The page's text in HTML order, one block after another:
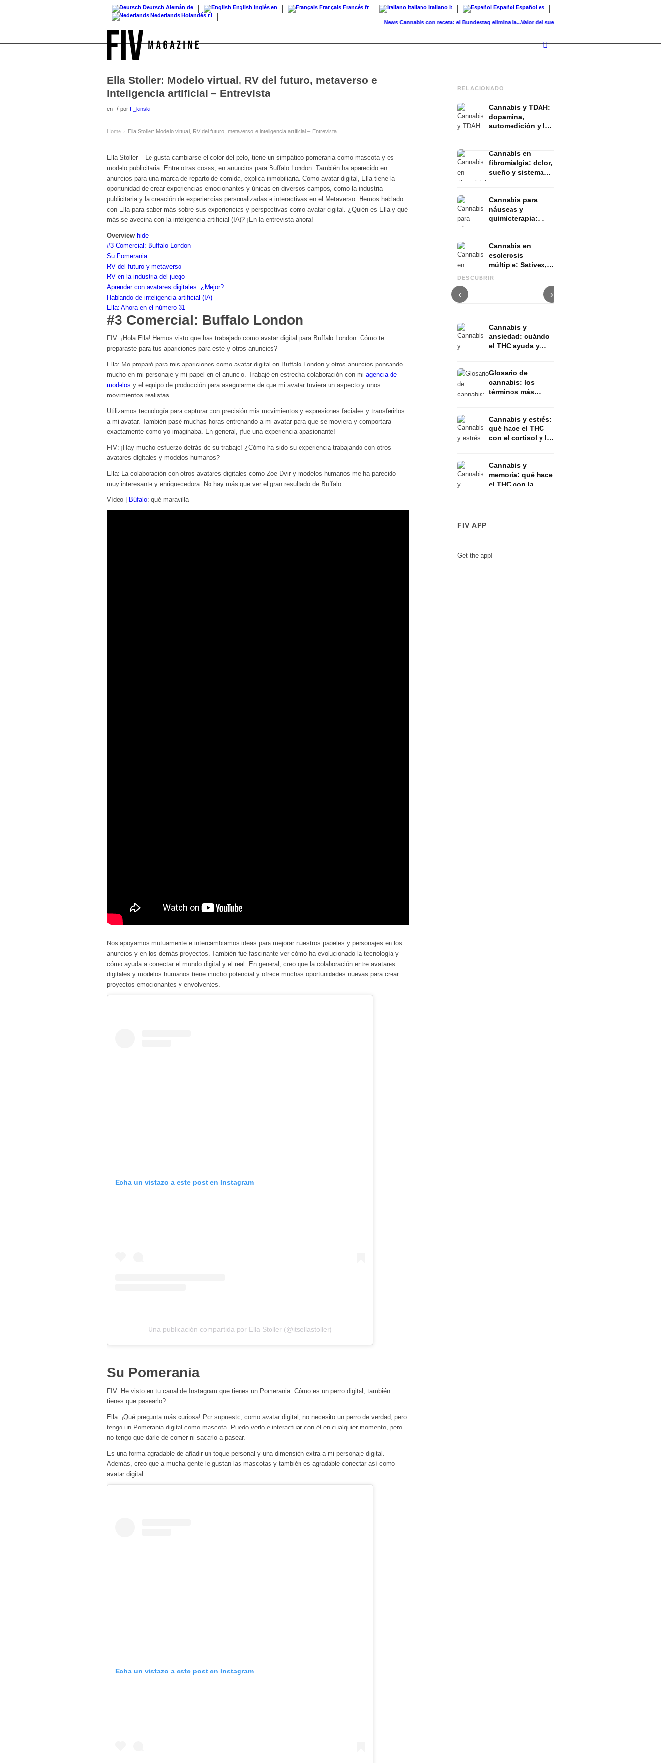
Deutsch Alemán de English Inglés en Français Francés fr Italiano Italiano it Español Español es
Nederlands Holandés nl
Cannabis con receta: el Bundestag elimina la...Valor del suelo de referencia vs. valor...
Ella Stoller: Modelo virtual, RV del futuro, metaverso e
inteligencia artificial – Entrevista
en / por F_kinski
Home › Ella Stoller: Modelo virtual, RV del futuro, metaverso e inteligencia artificial – Entrevista
Ella Stoller – Le gusta cambiarse el color del pelo, tiene un simpático pomerania como mascota y es
modelo publicitaria. Entre otras cosas, en anuncios para Buffalo London. También ha aparecido en
anuncios para una marca de reparto de comida, explica inmobiliaria. Como avatar digital, Ella tiene la
oportunidad de crear experiencias emocionantes y únicas en diversos campos, como la industria
publicitaria y la creación de experiencias personalizadas e interactivas en el Metaverso. Hemos hablado
con Ella para saber más sobre sus experiencias y perspectivas como avatar digital. ¿Quién es Ella y qué
más se avecina con la inteligencia artificial (IA)? ¡En la entrevista ahora!
Overview hide
#3 Comercial: Buffalo London
Su Pomerania
RV del futuro y metaverso
RV en la industria del juego
Aprender con avatares digitales: ¿Mejor?
Hablando de inteligencia artificial (IA)
Ella: Ahora en el número 31
#3 Comercial: Buffalo London
FIV: ¡Hola Ella! Hemos visto que has trabajado como avatar digital para Buffalo London. Cómo te
preparaste para tus apariciones para este y otros anuncios?
Ella: Me preparé para mis apariciones como avatar digital en Buffalo London y otros anuncios pensando
mucho en mi personaje y mi papel en el anuncio. Trabajé en estrecha colaboración con mi agencia de
modelos y el equipo de producción para asegurarme de que mi avatar tuviera un aspecto y unos
movimientos realistas.
Utilizamos tecnología para capturar con precisión mis movimientos y expresiones faciales y transferirlos
a mi avatar. También pasé muchas horas entrenando a mi avatar para que se moviera y comportara
exactamente como yo imaginaba. En general, ¡fue una experiencia apasionante!
FIV: ¡Hay mucho esfuerzo detrás de su trabajo! ¿Cómo ha sido su experiencia trabajando con otros
avatares digitales y modelos humanos?
Ella: La colaboración con otros avatares digitales como Zoe Dvir y modelos humanos me ha parecido
muy interesante y enriquecedora. No hay más que ver el gran resultado de Buffalo.
Vídeo | Búfalo: qué maravilla
Nos apoyamos mutuamente e intercambiamos ideas para mejorar nuestros papeles y personajes en los
anuncios y en los demás proyectos. También fue fascinante ver cómo ha evolucionado la tecnología y
cómo ayuda a conectar el mundo digital y el real. En general, creo que la colaboración entre avatares
digitales y modelos humanos tiene mucho potencial y ofrece muchas oportunidades nuevas para crear
proyectos emocionantes y envolventes.
Echa un vistazo a este post en Instagram
Una publicación compartida por Ella Stoller (@itsellastoller)
Su Pomerania
FIV: He visto en tu canal de Instagram que tienes un Pomerania. Cómo es un perro digital, también
tienes que pasearlo?
Ella: ¡Qué pregunta más curiosa! Por supuesto, como avatar digital, no necesito un perro de verdad, pero
tengo un Pomerania digital como mascota. Puedo verlo e interactuar con él en cualquier momento, pero
no tengo que darle de comer ni sacarlo a pasear.
Es una forma agradable de añadir un toque personal y una dimensión extra a mi personaje digital.
Además, creo que a mucha gente le gustan las mascotas y también es agradable conectar así como
avatar digital.
Echa un vistazo a este post en Instagram
RELACIONADO
Cannabis y TDAH:
dopamina,
automedición y lo
Cannabis en
fibromialgia: dolor,
sueño y sistema
Cannabis para
náuseas y
quimioterapia:
Cannabis en
esclerosis
múltiple: Sativex,
DESCUBRIR
‹
Cannabis y epilepsia: CBD,
Epidiolex y el estado actual
›
Cannabis y
ansiedad: cuándo
el THC ayuda y
Glosario de
cannabis: los
términos más
forma sencilla
Cannabis y estrés:
qué hace el THC
con el cortisol y la
Cannabis y
memoria: qué hace
el THC con la
FIV APP
Get the app!